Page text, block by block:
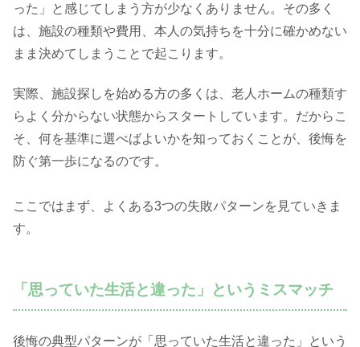
った」と感じてしまう方が少なくありません。その多く
は、施設の種類や費用、本人の気持ちを十分に確かめない
まま決めてしまうことで起こります。
実際、施設探しを始める方の多くは、老人ホームの種類す
らよく分からない状態からスタートしています。だからこ
そ、何を基準に選べばよいかを知っておくことが、後悔を
防ぐ第一歩になるのです。
ここではまず、よくある3つの失敗パターンを見ていきま
す。
「思っていた生活と違った」というミスマッチ
後悔の典型パターンが「思っていた生活と違った」という